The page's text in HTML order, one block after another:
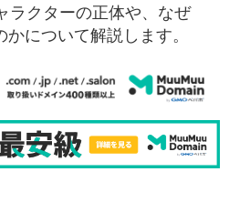
ラクターの正体や、なぜ
について解説します。